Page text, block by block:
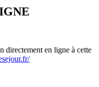
directement en ligne à cette